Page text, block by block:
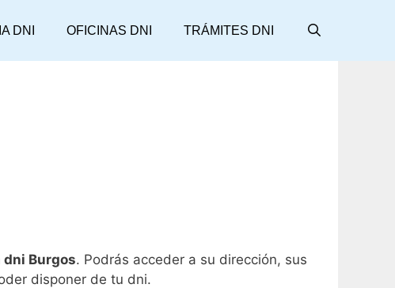
DNI OFICINAS DNI TRÁMITES DNI
Burgos. Podrás acceder a su dirección, sus
disponer de tu dni.